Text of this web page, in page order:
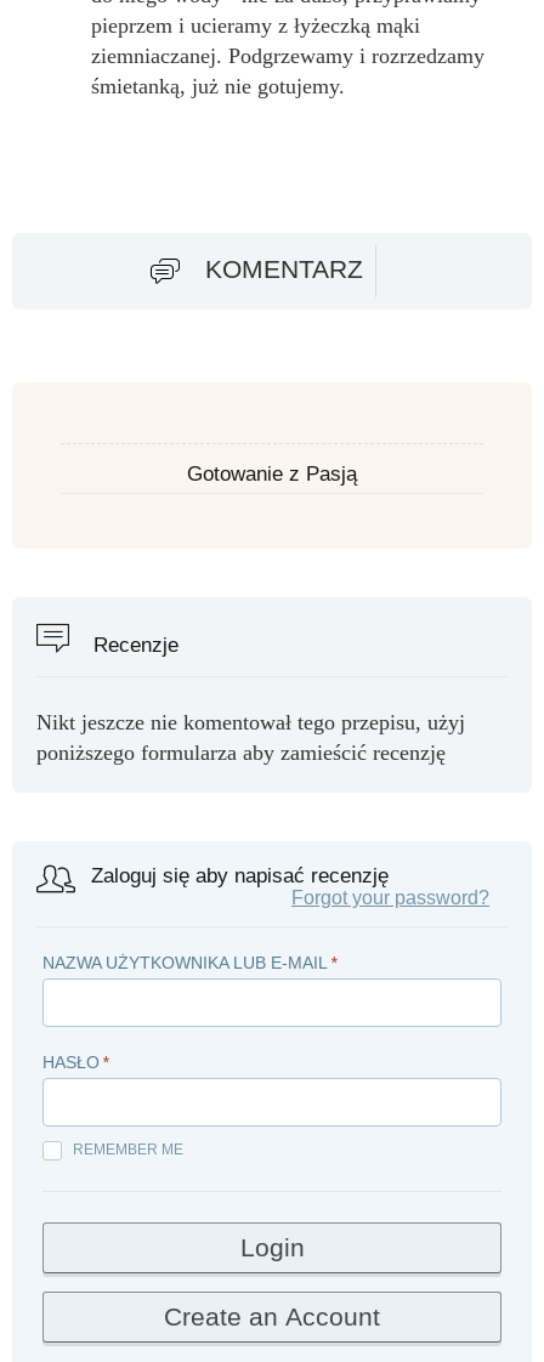
pieprzem i ucieramy z łyżeczką mąki
ziemniaczanej. Podgrzewamy i rozrzedzamy
śmietanką, już nie gotujemy.
KOMENTARZ
Gotowanie z Pasją
Recenzje
Nikt jeszcze nie komentował tego przepisu, użyj
poniższego formularza aby zamieścić recenzję
Zaloguj się aby napisać recenzję
Forgot your password?
NAZWA UŻYTKOWNIKA LUB E-MAIL *
HASŁO *
REMEMBER ME